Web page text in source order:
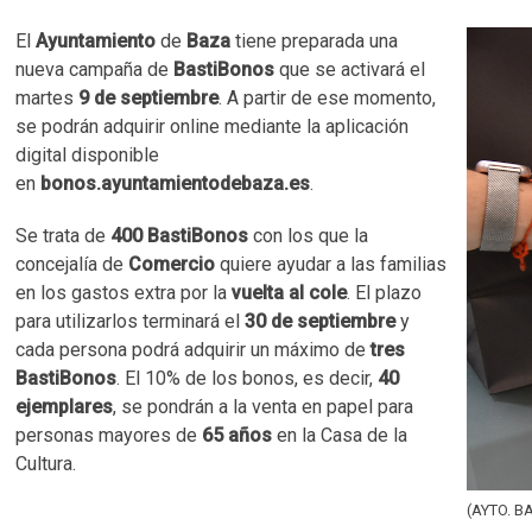
(AYTO.
ElAyuntamiento de Baza tiene preparada una
nueva campaña de BastiBonos que se activará el
martes 9 de septiembre. A partir de ese momento,
se podrán adquirir online mediante la aplicación
digital disponible
en bonos.ayuntamientodebaza.es.
Se trata de 400 BastiBonos con los que la
concejalía de Comercio quiere ayudar a las familias
en los gastos extra por lavuelta al cole. El plazo
para utilizarlos terminará el30 de septiembrey
cada persona podrá adquirir un máximo detres
BastiBonos. El 10% de los bonos, es decir, 40
ejemplares, se pondrán a la venta en papel para
personas mayores de 65 años en la Casa de la
Cultura.